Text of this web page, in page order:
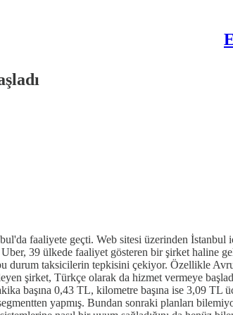
faaliyete geçti. Web sitesi üzerinden
39 ülkede faaliyet gösteren bir şirket
durum taksicilerin tepkisini çekiyor. Özellikle
şirket, Türkçe olarak da hizmet vermeye
başına 0,43 TL, kilometre başına ise 3,09
yapmış. Bundan sonraki planları